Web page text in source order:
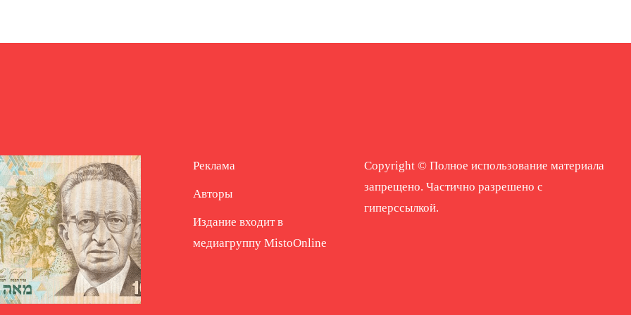
Реклама
Авторы
Издание входит в
медиагруппу MistoOnline
Copyright © Полное использование материала
запрещено. Частично разрешено с
гиперссылкой.